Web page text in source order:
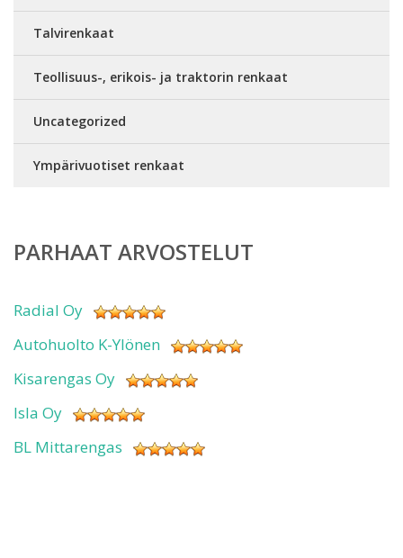
Talvirenkaat
Teollisuus-, erikois- ja traktorin renkaat
Uncategorized
Ympärivuotiset renkaat
PARHAAT ARVOSTELUT
Radial Oy
Autohuolto K-Ylönen
Kisarengas Oy
Isla Oy
BL Mittarengas